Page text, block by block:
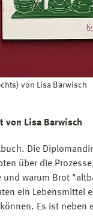
von Lisa Barwisch
von Lisa Barwisch
Die
über die
warum Brot
ein Lebensmittel
Es ist neben